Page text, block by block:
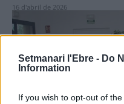
Setmanari l'Ebre - Do
Information
If you wish to opt-out of
16 d'abril de 2026